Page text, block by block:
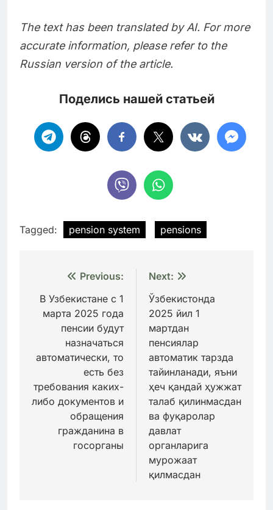
The text has been translated by AI. For more
accurate information, please refer to the
Russian version of the article.
Поделись нашей статьей
Tagged: pension system pensions
Навигация
по
записям
Previous:
В Узбекистане с 1
марта 2025 года
пенсии будут
назначаться
автоматически, то
есть без
требования каких-
либо документов и
обращения
гражданина в
госорганы
Next:
Ўзбекистонда
2025 йил 1
мартдан
пенсиялар
автоматик тарзда
тайинланади, яъни
ҳеч қандай ҳужжат
талаб қилинмасдан
ва фуқаролар
давлат
органларига
мурожаат
қилмасдан